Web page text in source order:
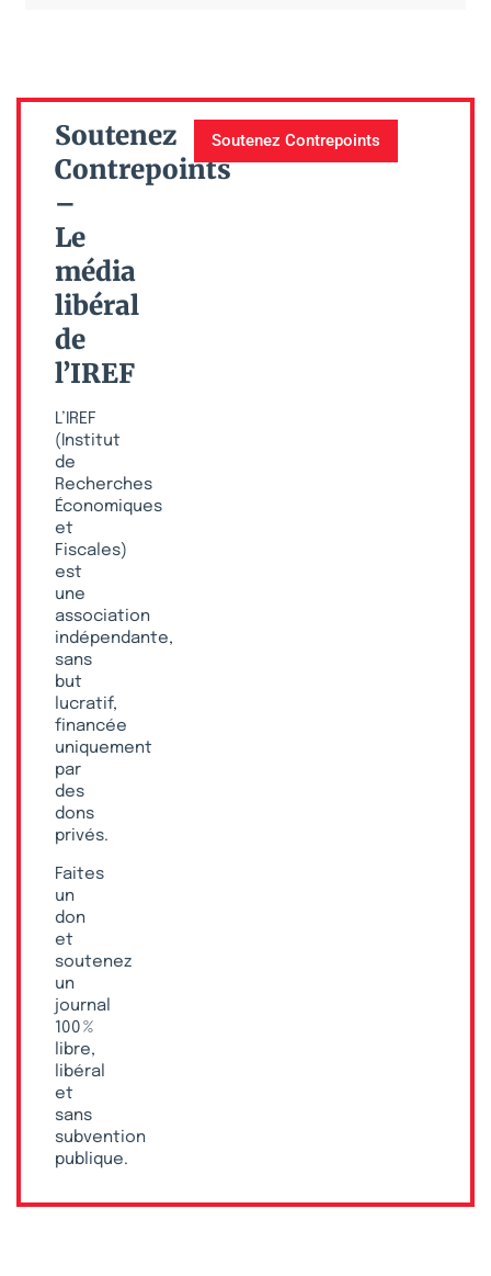
Soutenez
Contrepoints
–
Le
média
libéral
de
l’IREF
L’IREF
(Institut
de
Recherches
Économiques
et
Fiscales)
est
une
association
indépendante,
sans
but
lucratif,
financée
uniquement
par
des
dons
privés.
Faites
un
don
et
soutenez
un
journal
100 %
libre,
libéral
et
sans
subvention
publique.
Soutenez Contrepoints